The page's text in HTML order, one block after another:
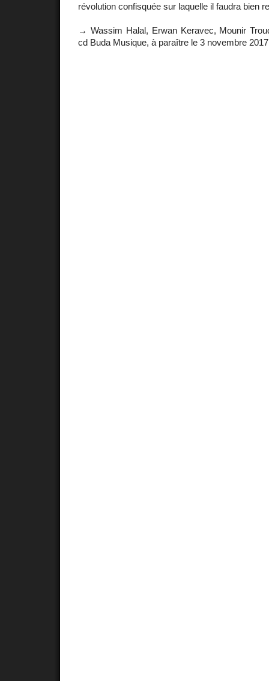
révolution confisquée sur laquelle il faudra bien
→ Wassim Halal, Erwan Keravec, Mounir
cd Buda Musique, à paraître le 3 novembre 2017